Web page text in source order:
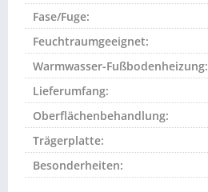
Fase/Fuge:
Feuchtraumgeeignet:
Warmwasser-Fußbodenheizung:
Lieferumfang:
Oberflächenbehandlung:
Trägerplatte:
Besonderheiten: